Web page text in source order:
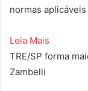
normas
Leia Mais
TRE/SP forma
Zambelli